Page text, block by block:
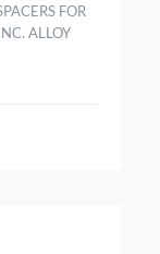
FOR
ALLOY